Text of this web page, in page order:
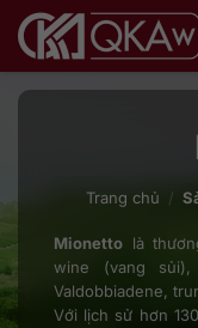
qua
dung
Trang chủ /
Mionetto là
wine (vang
Valdobbiadene,
Với lịch sử hơn